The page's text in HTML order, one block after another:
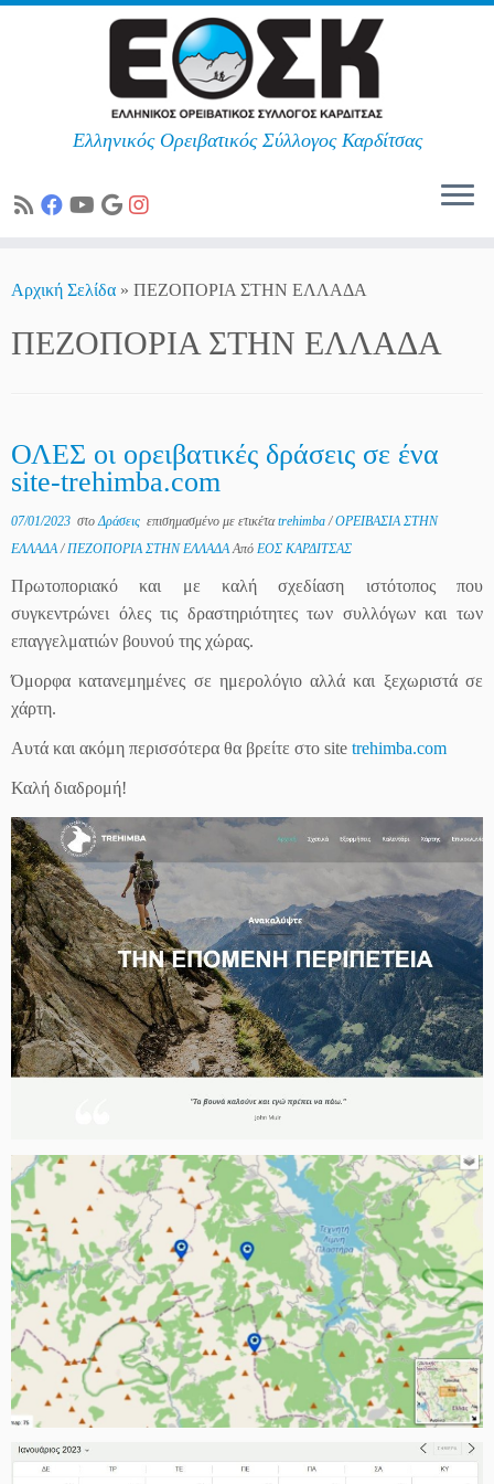
Ελληνικός Ορειβατικός Σύλλογος Καρδίτσας
Αρχική Σελίδα » ΠΕΖΟΠΟΡΙΑ ΣΤΗΝ ΕΛΛΑΔΑ
ΠΕΖΟΠΟΡΙΑ ΣΤΗΝ ΕΛΛΑΔΑ
ΟΛΕΣ οι oρειβατικές δράσεις σε ένα
site-trehimba.com
07/01/2023 στοΔράσεις επισημασμένο με ετικέταtrehimba/ΟΡΕΙΒΑΣΙΑ ΣΤΗΝ
ΕΛΛΑΔΑ/ΠΕΖΟΠΟΡΙΑ ΣΤΗΝ ΕΛΛΑΔΑΑπό ΕΟΣ ΚΑΡΔΙΤΣΑΣ
Πρωτοποριακό και με καλή σχεδίαση ιστότοπος που
συγκεντρώνει όλες τις δραστηριότητες των συλλόγων και των
επαγγελματιών βουνού της χώρας.
Όμορφα κατανεμημένες σε ημερολόγιο αλλά και ξεχωριστά σε
χάρτη.
Αυτά και ακόμη περισσότερα θα βρείτε στο site trehimba.com
Καλή διαδρομή!